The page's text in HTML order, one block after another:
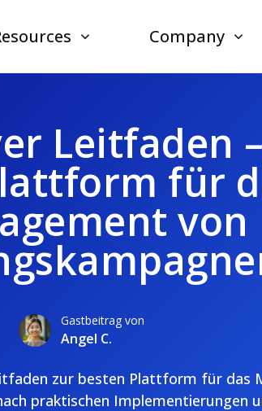
Company
Leitfaden
für
von
Gastbeitrag von
Angel C.
zur besten Plattform für das
praktischen Implementierungen